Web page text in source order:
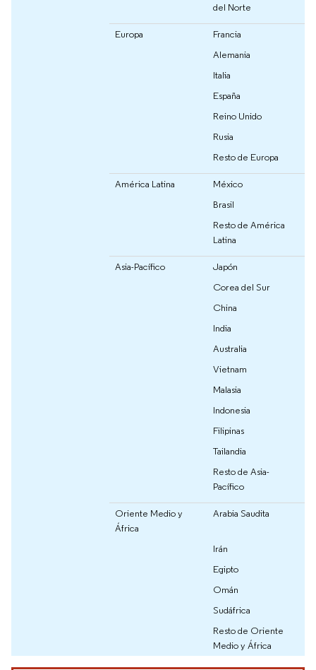
del Norte
Europa
Francia
Alemania
Italia
España
Reino Unido
Rusia
Resto de Europa
América Latina
México
Brasil
Resto de América
Latina
Asia-Pacífico
Japón
Corea del Sur
China
India
Australia
Vietnam
Malasia
Indonesia
Filipinas
Tailandia
Resto de Asia-
Pacífico
Oriente Medio y
África
Arabia Saudita
Irán
Egipto
Omán
Sudáfrica
Resto de Oriente
Medio y África